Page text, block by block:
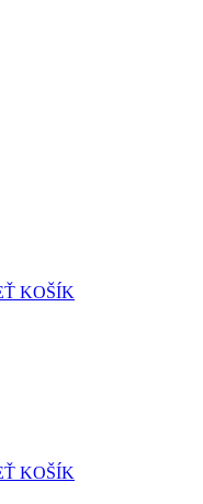
KOŠÍK
KOŠÍK